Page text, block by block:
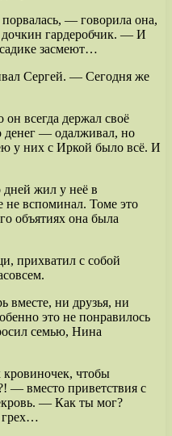
— говорила она,
дочкин гардеробчик. — И
засмеют…
Сергей. — Сегодня же
он всегда держал своё
денег — одалживал, но
у них с Иркой было всё. И
дней жил у неё в
не вспоминал. Томе это
объятиях она была
прихватил с собой
вместе, ни друзья, ни
это не понравилось
семью, Нина
чтобы
— вместо приветствия с
— Как ты мог?
грех…